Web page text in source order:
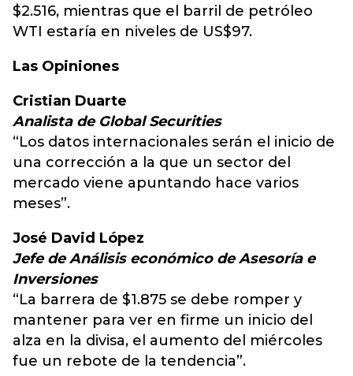
$2.516, mientras que el barril de petróleo
WTI estaría en niveles de US$97.
Las Opiniones
Cristian Duarte
Analista de Global Securities
“Los datos internacionales serán el inicio de
una corrección a la que un sector del
mercado viene apuntando hace varios
meses”.
José David López
Jefe de Análisis económico de Asesoría e
Inversiones
“La barrera de $1.875 se debe romper y
mantener para ver en firme un inicio del
alza en la divisa, el aumento del miércoles
fue un rebote de la tendencia”.